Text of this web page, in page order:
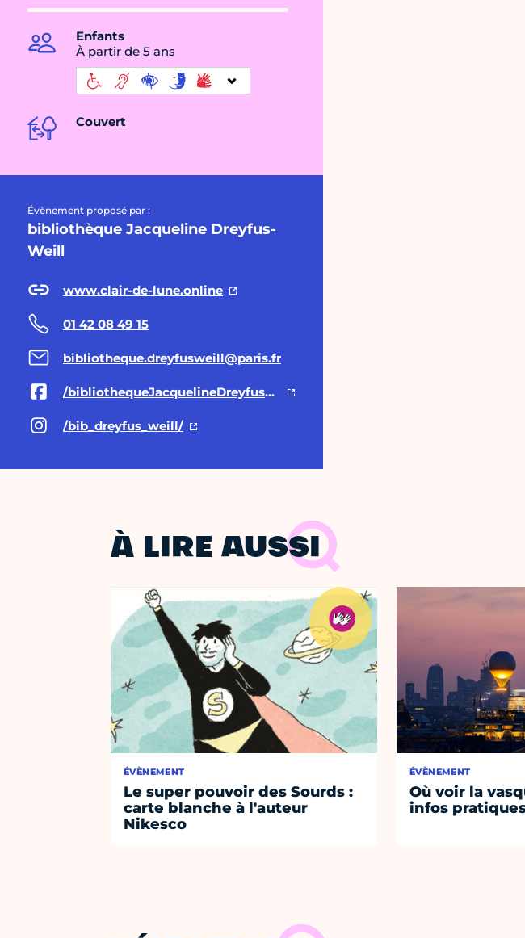
Enfants
À partir de 5 ans
Couvert
Évènement proposé par :
bibliothèque Jacqueline Dreyfus-
Weill
www.clair-de-lune.online
01 42 08 49 15
bibliotheque.dreyfusweill@paris.fr
/bibliothequeJacquelineDreyfusWeill
/bib_dreyfus_weill/
À LIRE AUSSI
ÉVÈNEMENT
Le super pouvoir des Sourds :
carte blanche à l'auteur
Nikesco
ÉVÈNEMENT
Où voir la
infos